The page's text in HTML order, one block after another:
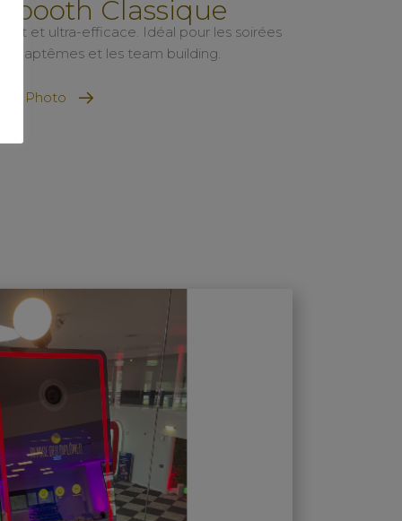
Classique
et ultra-efficace. Idéal pour les soirées
baptêmes et les team building.
Photo